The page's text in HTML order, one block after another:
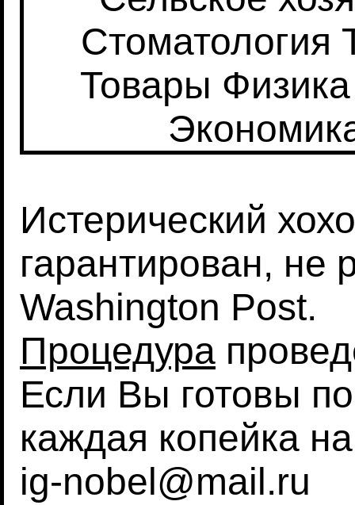
Стоматология
Товары Физика
Истерический
гарантирован, не
Washington Post.
Процедура
Если Вы готовы
каждая копейка
ig-nobel@mail.ru